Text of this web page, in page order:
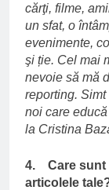
cărţi, filme,
un sfat, o
evenimente,
şi ție. Cel mai
nevoie să mă
reporting.
noi care
la Cristina
4. Care sunt
articolele